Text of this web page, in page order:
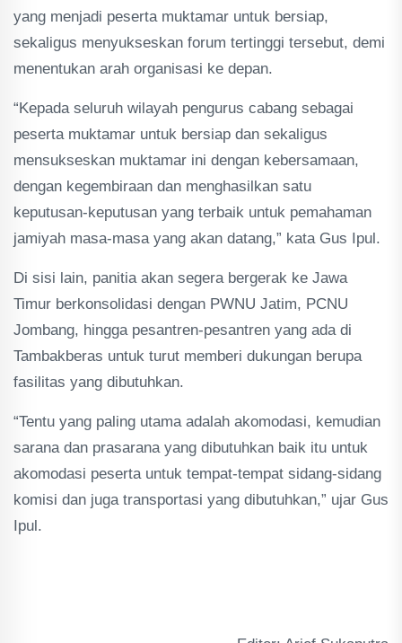
yang menjadi peserta muktamar untuk bersiap,
sekaligus menyukseskan forum tertinggi tersebut, demi
menentukan arah organisasi ke depan.
“Kepada seluruh wilayah pengurus cabang sebagai
peserta muktamar untuk bersiap dan sekaligus
mensukseskan muktamar ini dengan kebersamaan,
dengan kegembiraan dan menghasilkan satu
keputusan-keputusan yang terbaik untuk pemahaman
jamiyah masa-masa yang akan datang,” kata Gus Ipul.
Di sisi lain, panitia akan segera bergerak ke Jawa
Timur berkonsolidasi dengan PWNU Jatim, PCNU
Jombang, hingga pesantren-pesantren yang ada di
Tambakberas untuk turut memberi dukungan berupa
fasilitas yang dibutuhkan.
“Tentu yang paling utama adalah akomodasi, kemudian
sarana dan prasarana yang dibutuhkan baik itu untuk
akomodasi peserta untuk tempat-tempat sidang-sidang
komisi dan juga transportasi yang dibutuhkan,” ujar Gus
Ipul.